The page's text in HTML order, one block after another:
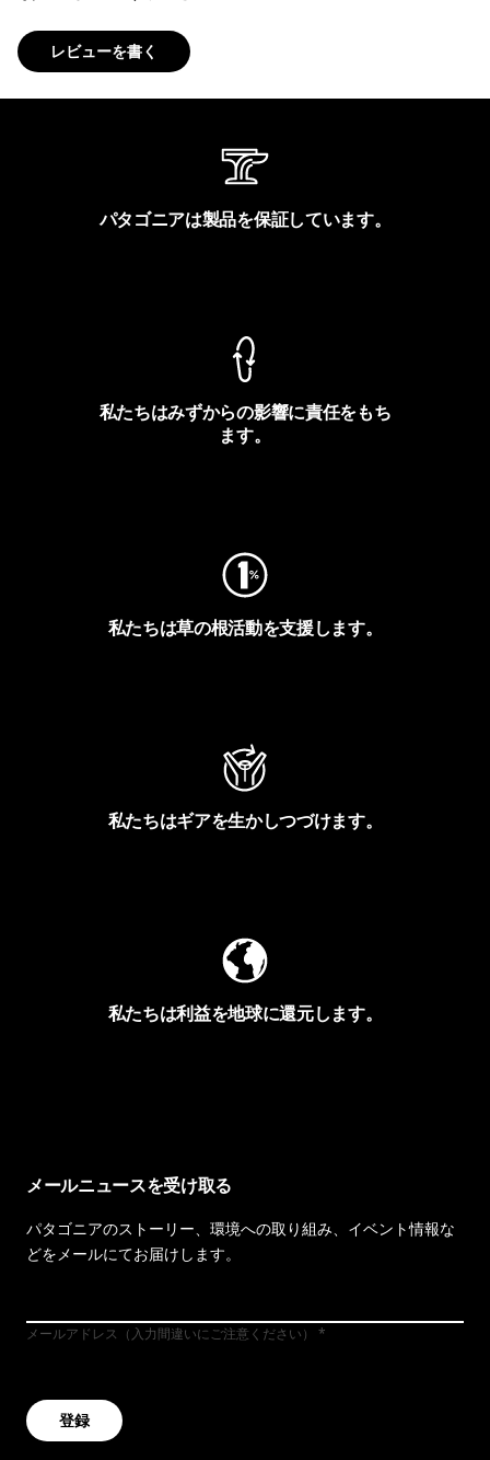
レビューを書く
パタゴニアは製品を保証しています。
私たちはみずからの影響に責任をもち
ます。
私たちは草の根活動を支援します。
私たちはギアを生かしつづけます。
私たちは利益を地球に還元します。
メールニュースを受け取る
パタゴニアのストーリー、環境への取り組み、イベント情報な
どをメールにてお届けします。
メールアドレス（入力間違いにご注意ください）
登録